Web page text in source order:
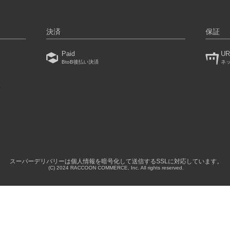
決済
Paid
BtoB後払い決済
保証
ネ
スーパーデリバリーは個人情報を暗号化して送信するSSLに対応しています。
(C) 2024 RACCOON COMMERCE, Inc. All rights reserved.